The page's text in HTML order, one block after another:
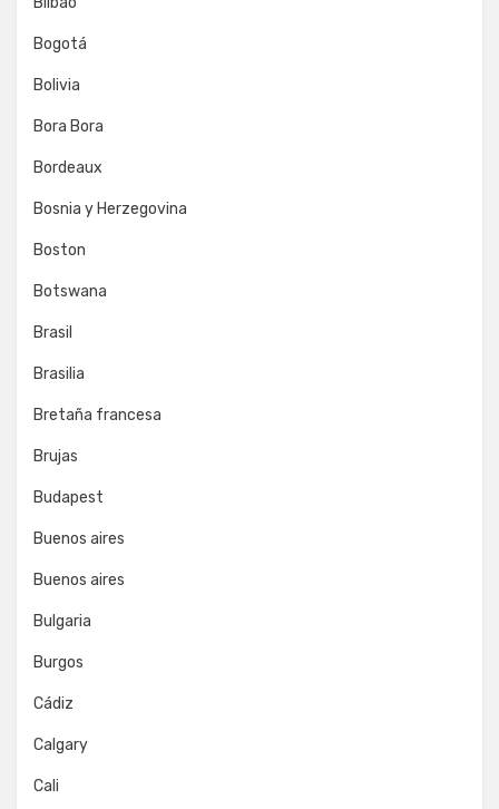
Bogotá
Bolivia
Bora Bora
Bordeaux
Bosnia y Herzegovina
Boston
Botswana
Brasil
Brasilia
Bretaña francesa
Brujas
Budapest
Buenos aires
Buenos aires
Bulgaria
Burgos
Cádiz
Calgary
Cali